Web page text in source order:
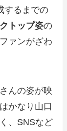
するまでの
トップ姿の
ァンがざわ
んの姿が映
かなり山口
、SNSなど